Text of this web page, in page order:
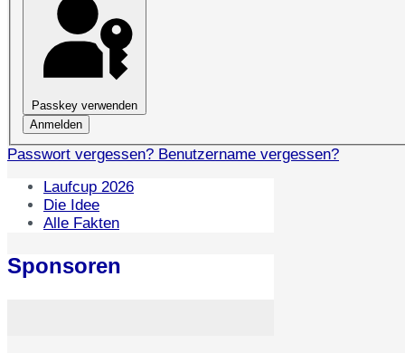
Passkey verwenden
Anmelden
Passwort vergessen? Benutzername vergessen?
Laufcup 2026
Die Idee
Alle Fakten
Sponsoren